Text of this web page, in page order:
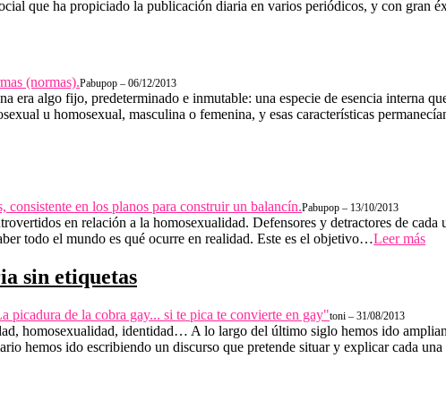
que ha propiciado la publicación diaria en varios periódicos, y con gran
Pabupop – 06/12/2013
era algo fijo, predeterminado e inmutable: una especie de esencia interna
u homosexual, masculina o femenina, y esas características
Pabupop – 13/10/2013
en relación a la homosexualidad. Defensores y detractores de
todo el mundo es qué ocurre en realidad. Este es el objetivo…Leer más
sin etiquetas
toni – 31/08/2013
homosexualidad, identidad… A lo largo del último siglo hemos ido
hemos ido escribiendo un discurso que pretende situar y explicar cada